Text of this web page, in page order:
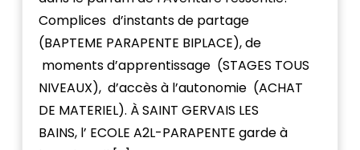
Complices d’instants de partage
(BAPTEME PARAPENTE BIPLACE), de
moments d’apprentissage (STAGES TOUS
NIVEAUX), d’accès à l’autonomie (ACHAT
DE MATERIEL). À SAINT GERVAIS LES
BAINS, l’ ECOLE A2L-PARAPENTE garde à